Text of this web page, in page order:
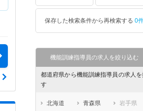
保存した検索条件から再検索する 0
機能訓練指導員の求人を絞り込む
都道府県から機能訓練指導員の求人を
す
北海道 青森県
岩手県